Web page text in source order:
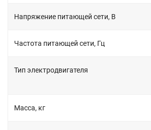
Напряжение питающей сети, В
Частота питающей сети, Гц
Тип электродвигателя
Масса, кг